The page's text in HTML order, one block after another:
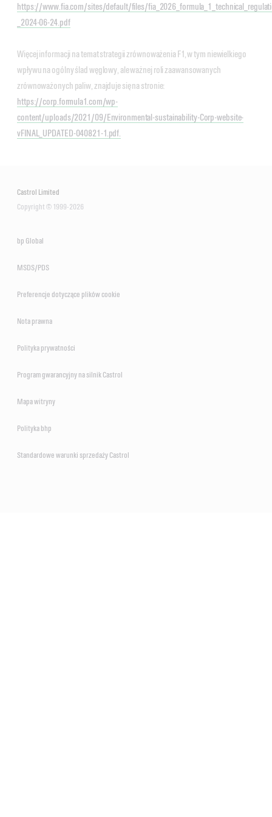
https://www.fia.com/sites/default/files/
_2024-06-24.pdf
Więcej informacji na temat strategii zrównoważenia F1, w tym niewielkiego
wpływu na ogólny ślad węglowy, ale ważnej roli zaawansowanych
zrównoważonych paliw, znajduje się na stronie:
https://corp.formula1.com/wp-
content/uploads/2021/09/Environmental-sustainability-Corp-website-
vFINAL_UPDATED-040821-1.pdf.
Castrol Limited
Copyright © 1999-2026
bp Global
MSDS/PDS
Preferencje dotyczące plików cookie
Nota prawna
Polityka prywatności
Program gwarancyjny na silnik Castrol
Mapa witryny
Polityka bhp
Standardowe warunki sprzedaży Castrol